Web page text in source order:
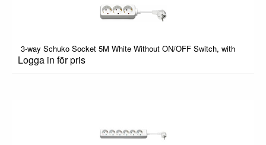
3-way Schuko Socket 5M White Without ON/OFF Switch, with
Logga in för pris